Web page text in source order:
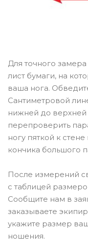
Для точного
лист бумаги, на
ваша нога.
Сантиметровой
нижней до верхней
перепроверить
ногу пяткой к
кончика большого
После измерений
с таблицей
Сообщите нам в
заказываете
укажите размер
ношения.